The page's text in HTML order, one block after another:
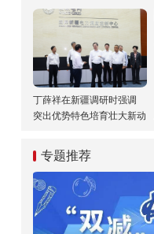
丁薛祥在新疆调研时强调
突出优势特色培育壮大新动
量发展
专题推荐